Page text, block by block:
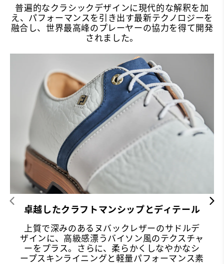
普遍的なクラシックデザインに現代的な解釈を加
え、パフォーマンスを引き出す最新テクノロジーを
融合し、世界最高峰のプレーヤーの協力を得て開発
されました。
卓越したクラフトマンシップとディテール
上質で深みのあるヌバックレザーのサドルデ
ザインに、高級感漂うバイソン風のテクスチャ
ーをプラス。さらに、柔らかくしなやかなシ
ープスキンライニングと軽量パフォーマンス素